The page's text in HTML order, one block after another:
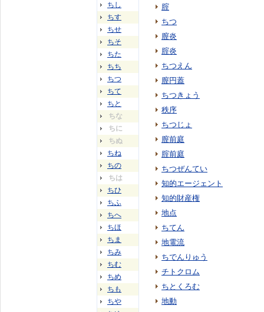
ちし
ちす
ちせ
ちそ
ちた
ちち
ちつ
ちて
ちと
ちな
ちに
ちぬ
ちね
ちの
ちは
ちひ
ちふ
ちへ
ちほ
ちま
ちみ
ちむ
ちめ
ちも
ちや
腟
ちつ
膣炎
腟炎
ちつえん
膣円蓋
ちつきょう
秩序
ちつじょ
膣前庭
腟前庭
ちつぜんてい
知的エージェント
知的財産権
地点
ちてん
地電流
ちでんりゅう
チトクロム
ちとくろむ
地動